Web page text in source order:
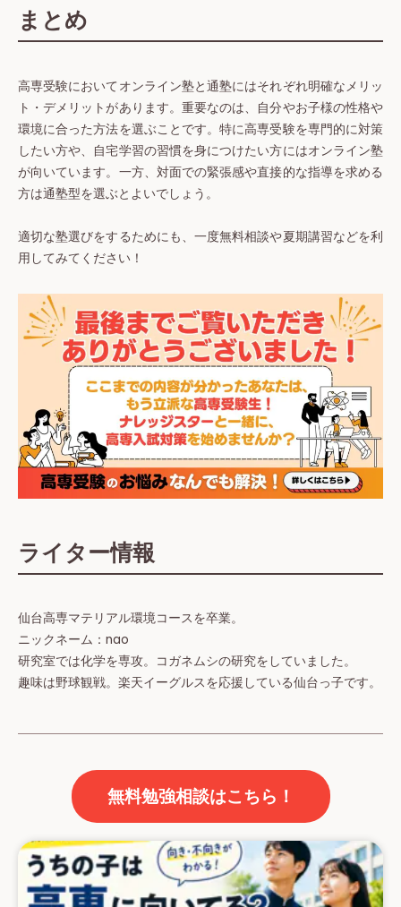
まとめ
高専受験においてオンライン塾と通塾にはそれぞれ明確なメリッ
ト・デメリットがあります。重要なのは、自分やお子様の性格や
環境に合った方法を選ぶことです。特に高専受験を専門的に対策
したい方や、自宅学習の習慣を身につけたい方にはオンライン塾
が向いています。一方、対面での緊張感や直接的な指導を求める
方は通塾型を選ぶとよいでしょう。
適切な塾選びをするためにも、一度無料相談や夏期講習などを利
用してみてください！
ライター情報
仙台高専マテリアル環境コースを卒業。
ニックネーム：nao
研究室では化学を専攻。コガネムシの研究をしていました。
趣味は野球観戦。楽天イーグルスを応援している仙台っ子です。
無料勉強相談はこちら！